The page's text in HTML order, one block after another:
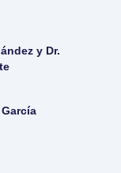
y Dr.